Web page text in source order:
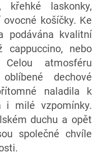
křehké laskonky,
košíčky. Ke
podávána kvalitní
nebo
atmosféru
dechové
naladila k
i milé vzpomínky.
duchu a opět
společné chvíle